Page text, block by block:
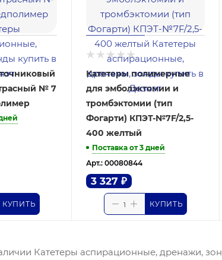
№ 7
КУПИТЬ
Катетеры полимерные
для эмболэктомии и
тромбэктомии (тип
Фогарти) КПЭТ-№7F/2,5-
400 желтый
Поставка от 3 дней
Арт.: 00080844
3 327 ₽
КУПИТЬ
Катетеры аспирационные, дренажи,